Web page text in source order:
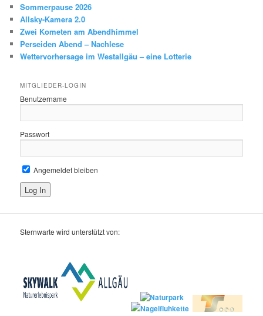
Sommerpause 2026
Allsky-Kamera 2.0
Zwei Kometen am Abendhimmel
Perseiden Abend – Nachlese
Wettervorhersage im Westallgäu – eine Lotterie
MITGLIEDER-LOGIN
Benutzername
Passwort
Angemeldet bleiben
Sternwarte wird unterstützt von: